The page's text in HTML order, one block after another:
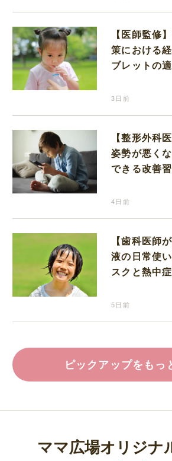
【医師監修
策における
ブレットの
3日前
【整形外科
姿勢が悪く
できる改善
4日前
【歯科医師
液の日常使
スクと熱中
5日前
ピックアップをもっ
ママ広場オリジナ